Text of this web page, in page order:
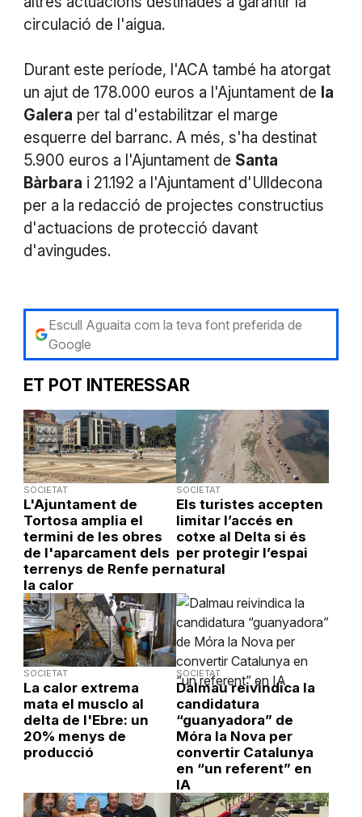
circulació de l'aigua.
Durant este període, l'ACA també ha atorgat
un ajut de 178.000 euros a l'Ajuntament de la
Galera per tal d'estabilitzar el marge
esquerre del barranc. A més, s'ha destinat
5.900 euros a l'Ajuntament de Santa
Bàrbara i 21.192 a l'Ajuntament d'Ulldecona
per a la redacció de projectes constructius
d'actuacions de protecció davant
d'avingudes.
Escull Aguaita com la teva font preferida de
Google
ET POT INTERESSAR
SOCIETAT
L'Ajuntament de
Tortosa amplia el
termini de les obres
de l'aparcament dels
terrenys de Renfe per
la calor
SOCIETAT
Els turistes accepten
limitar l’accés en
cotxe al Delta si és
per protegir l’espai
natural
SOCIETAT
La calor extrema
mata el musclo al
delta de l'Ebre: un
20% menys de
producció
SOCIETAT
Dalmau reivindica la
candidatura
“guanyadora” de
Móra la Nova per
convertir Catalunya
en “un referent” en
IA